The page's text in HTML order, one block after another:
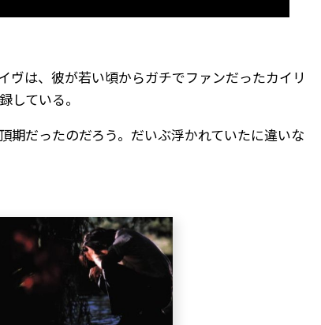
ヴは、彼が若い頃からガチでファンだったカイリ
している。
期だったのだろう。だいぶ浮かれていたに違いな